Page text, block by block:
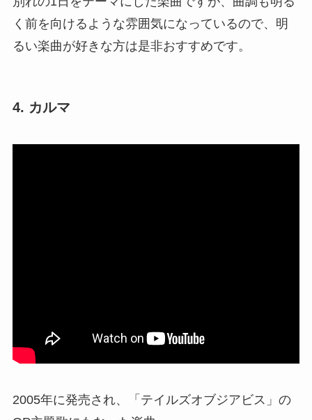
く前を向けるような雰囲気になっているので、明
るい楽曲が好きな方は是非おすすめです。
4. カルマ
2005年に発売され、「テイルズオブジアビス」の